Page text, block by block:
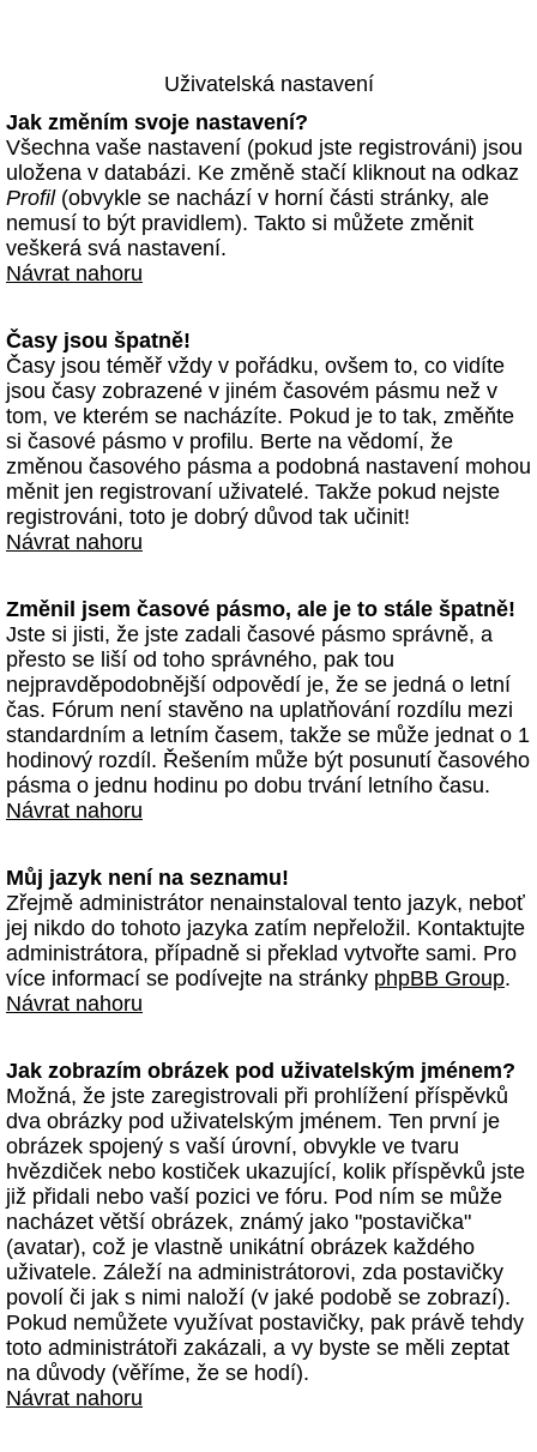
Uživatelská nastavení
Jak změním svoje nastavení?
Všechna vaše nastavení (pokud jste registrováni) jsou
uložena v databázi. Ke změně stačí kliknout na odkaz
Profil(obvykle se nachází v horní části stránky, ale
nemusí to být pravidlem). Takto si můžete změnit
veškerá svá nastavení.
Návrat nahoru
Časy jsou špatně!
Časy jsou téměř vždy v pořádku, ovšem to, co vidíte
jsou časy zobrazené v jiném časovém pásmu než v
tom, ve kterém se nacházíte. Pokud je to tak, změňte
si časové pásmo v profilu. Berte na vědomí, že
změnou časového pásma a podobná nastavení mohou
měnit jen registrovaní uživatelé. Takže pokud nejste
registrováni, toto je dobrý důvod tak učinit!
Návrat nahoru
Změnil jsem časové pásmo, ale je to stále špatně!
Jste si jisti, že jste zadali časové pásmo správně, a
přesto se liší od toho správného, pak tou
nejpravděpodobnější odpovědí je, že se jedná o letní
čas. Fórum není stavěno na uplatňování rozdílu mezi
standardním a letním časem, takže se může jednat o 1
hodinový rozdíl. Řešením může být posunutí časového
pásma o jednu hodinu po dobu trvání letního času.
Návrat nahoru
Můj jazyk není na seznamu!
Zřejmě administrátor nenainstaloval tento jazyk, neboť
jej nikdo do tohoto jazyka zatím nepřeložil. Kontaktujte
administrátora, případně si překlad vytvořte sami. Pro
více informací se podívejte na stránky phpBB Group.
Návrat nahoru
Jak zobrazím obrázek pod uživatelským jménem?
Možná, že jste zaregistrovali při prohlížení příspěvků
dva obrázky pod uživatelským jménem. Ten první je
obrázek spojený s vaší úrovní, obvykle ve tvaru
hvězdiček nebo kostiček ukazující, kolik příspěvků jste
již přidali nebo vaší pozici ve fóru. Pod ním se může
nacházet větší obrázek, známý jako "postavička"
(avatar), což je vlastně unikátní obrázek každého
uživatele. Záleží na administrátorovi, zda postavičky
povolí či jak s nimi naloží (v jaké podobě se zobrazí).
Pokud nemůžete využívat postavičky, pak právě tehdy
toto administrátoři zakázali, a vy byste se měli zeptat
na důvody (věříme, že se hodí).
Návrat nahoru